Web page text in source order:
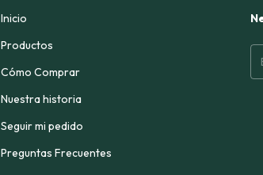
Inicio
Productos
Cómo Comprar
Nuestra historia
Seguir mi pedido
Preguntas Frecuentes